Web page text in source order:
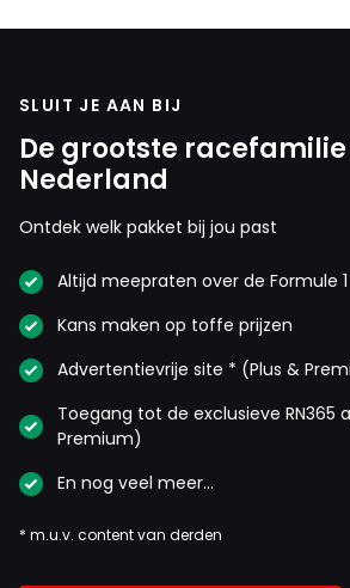
SLUIT JE AAN BIJ
De grootste
Nederland
Ontdek welk pakket bij jou past
Altijd meepraten over de Formule 1
Kans maken op toffe prijzen
Advertentievrije site * (Plus &
Toegang tot de exclusieve RN365
Premium)
En nog veel meer…
* m.u.v. content van derden